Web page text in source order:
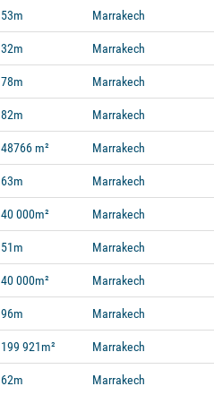
53m Marrakech
32m Marrakech
78m Marrakech
82m Marrakech
48766 m² Marrakech
63m Marrakech
40 000m² Marrakech
51m Marrakech
40 000m² Marrakech
96m Marrakech
199 921m² Marrakech
62m Marrakech